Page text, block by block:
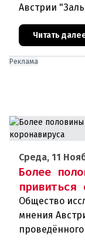
Австрии
постоянного
ранге
Читать
Реклама
Среда, 11
Более
привиться
Общество
мнения